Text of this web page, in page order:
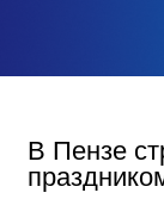
В Пензе